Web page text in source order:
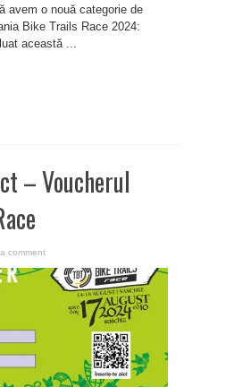
avem o nouă categorie de
Bike Trails Race 2024:
această ...
– Voucherul
comment